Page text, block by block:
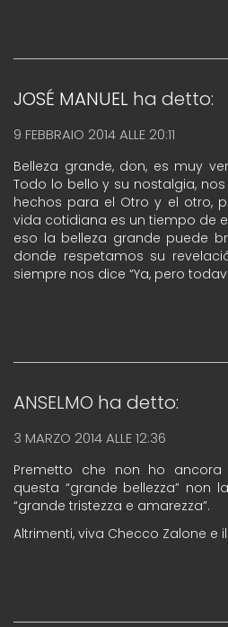
JOSÉ MANUEL ha detto:
9 FEBBRAIO 2014 ALLE 20:11
Belleza grande, don, es muy
Todo lo bello y su nostalgia,
hechos para el Otro y el otro,
vida cotidiana es un tiempo de
eso la belleza grande puede
donde respetamos su
siempre nos dice “Ya, pero
ANSELMO ha detto:
3 MARZO 2014 ALLE 12:36
Premetto che non ho
questa “grande bellezza” non
“grande tristezza e amarezza”.
Altrimenti, viva Checco Zalone e